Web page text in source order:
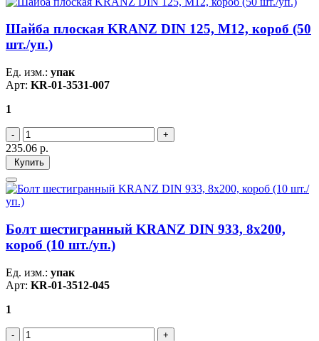
Шайба плоская KRANZ DIN 125, M12, короб (50
шт./уп.)
Ед. изм.: упак
Арт: KR-01-3531-007
1
235.06 р.
Купить
Болт шестигранный KRANZ DIN 933, 8х200,
короб (10 шт./уп.)
Ед. изм.: упак
Арт: KR-01-3512-045
1